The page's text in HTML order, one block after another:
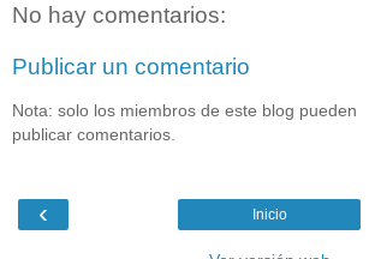
No hay comentarios:
Publicar un comentario
Nota: solo los miembros de este blog pueden
publicar comentarios.
‹ Inicio